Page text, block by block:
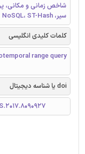
شاخص زمانی و مکانی،
سیر، NoSQL، ST-Hash
کلمات کلیدی انگلیسی
range query
doi یا شناسه دیجیتال